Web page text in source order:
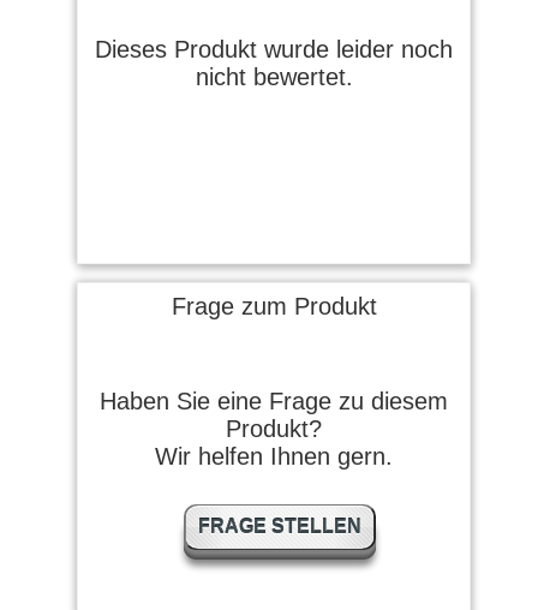
Dieses Produkt wurde leider noch
nicht bewertet.
Frage zum Produkt
Haben Sie eine Frage zu diesem
Produkt?
Wir helfen Ihnen gern.
FRAGE STELLEN